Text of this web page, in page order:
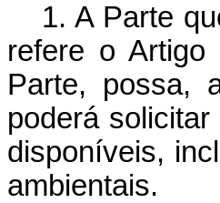
1. A Parte
refere o
Parte, possa,
poderá
disponíveis,
ambientais.